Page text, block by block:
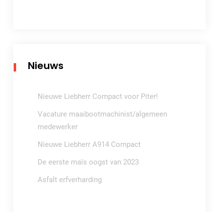
Nieuws
Nieuwe Liebherr Compact voor Piter!
Vacature maaibootmachinist/algemeen
medewerker
Nieuwe Liebherr A914 Compact
De eerste maïs oogst van 2023
Asfalt erfverharding